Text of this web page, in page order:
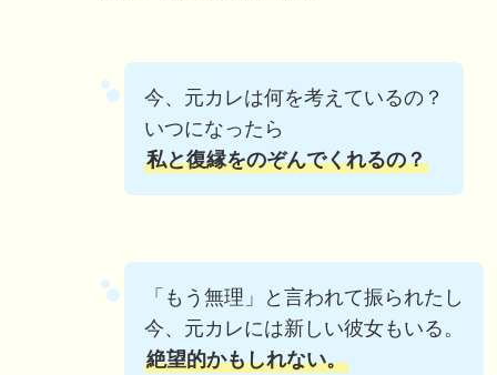
今、元カレは何を考えているの？
いつになったら
私と復縁をのぞんでくれるの？
「もう無理」と言われて振られたし
今、元カレには新しい彼女もいる。
絶望的かもしれない。